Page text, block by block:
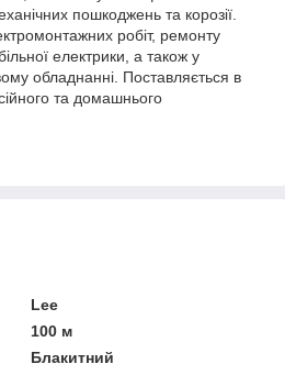
пошкоджень та корозії.
робіт, ремонту
електрики, а також у
обладнанні. Поставляється в
та домашнього
Lee
100 м
Блакитний